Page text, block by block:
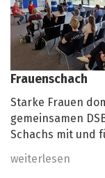
Frauenschach
Starke Frauen
gemeinsamen
Schachs mit und
weiterlesen